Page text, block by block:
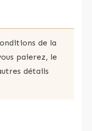
de la
paierez, le
détails